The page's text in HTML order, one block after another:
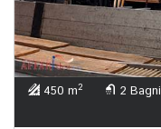
450 m2 2 Bagni